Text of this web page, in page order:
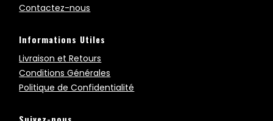
Contactez-nous
Informations Utiles
Livraison et Retours
Conditions Générales
Politique de Confidentialité